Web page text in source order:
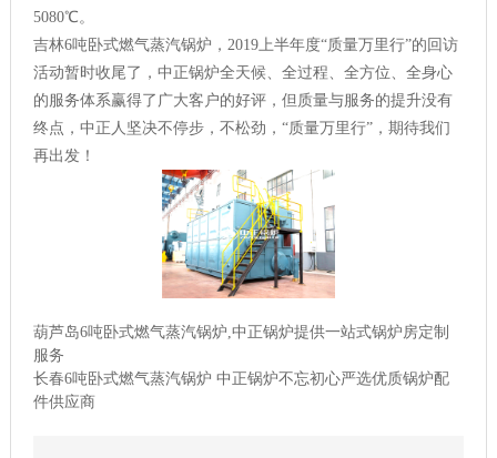
5080℃。
吉林6吨卧式燃气蒸汽锅炉，2019上半年度“质量万里行”的回访
活动暂时收尾了，中正锅炉全天候、全过程、全方位、全身心
的服务体系赢得了广大客户的好评，但质量与服务的提升没有
终点，中正人坚决不停步，不松劲，“质量万里行”，期待我们
再出发！
葫芦岛6吨卧式燃气蒸汽锅炉,中正锅炉提供一站式锅炉房定制
服务
长春6吨卧式燃气蒸汽锅炉 中正锅炉不忘初心严选优质锅炉配
件供应商